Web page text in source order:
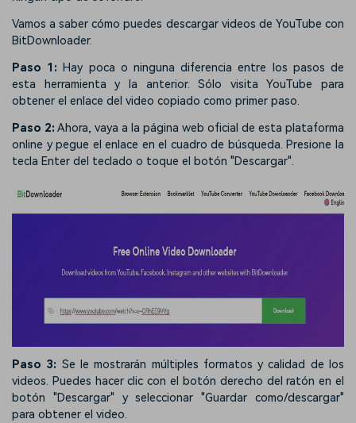
Vamos a saber cómo puedes descargar videos de YouTube con
BitDownloader.
Paso 1: Hay poca o ninguna diferencia entre los pasos de
esta herramienta y la anterior. Sólo visita YouTube para
obtener el enlace del video copiado como primer paso.
Paso 2: Ahora, vaya a la página web oficial de esta plataforma
online y pegue el enlace en el cuadro de búsqueda. Presione la
tecla Enter del teclado o toque el botón "Descargar".
Paso 3: Se le mostrarán múltiples formatos y calidad de los
videos. Puedes hacer clic con el botón derecho del ratón en el
botón "Descargar" y seleccionar "Guardar como/descargar"
para obtener el video.